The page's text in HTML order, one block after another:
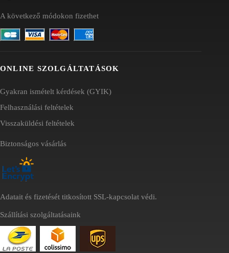
A következő módokon fizethet
ONLINE SZOLGÁLTATÁSOK
Gyakran ismételt kérdések (GYIK)
Felhasználási feltételek
Visszaküldési feltételek
Biztonságos vásárlás
Adatait és fizetését titkosított SSL-kapcsolat védi.
Szállítási szolgáltatásaink